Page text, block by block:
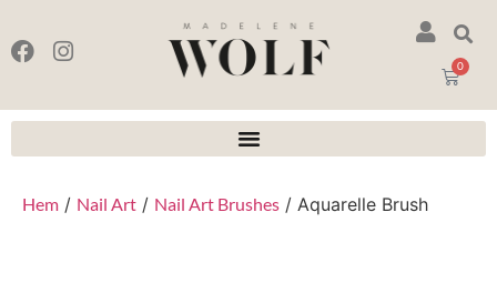
0
Hem / Nail Art / Nail Art Brushes / Aquarelle Brush